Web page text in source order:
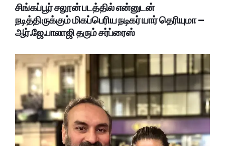
சிங்கப்பூர் சலூன் படத்தில் என்னுடன்
நடித்திருக்கும் மிகப்பெரிய நடிகர் யார் தெரியுமா –
ஆர்.ஜே.பாலாஜி தரும் சர்ப்ரைஸ்